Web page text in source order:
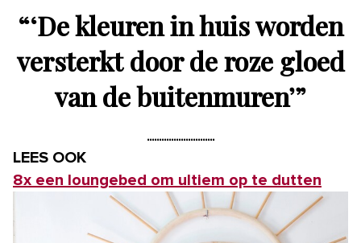
“‘De kleuren in huis worden
versterkt door de roze gloed
van de buitenmuren’”
LEES OOK
8x een loungebed om ultiem op te dutten